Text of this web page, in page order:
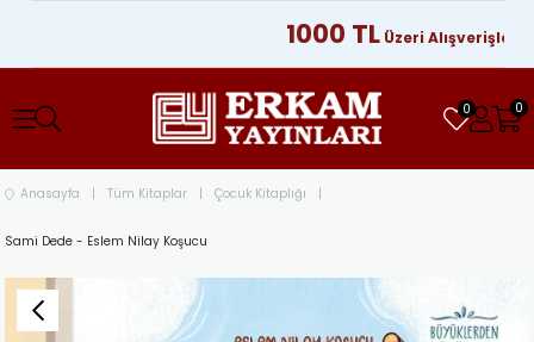
1000 TL Üzeri
0 0
Anasayfa Tüm Kitaplar Çocuk Kitaplığı
Sami Dede - Eslem Nilay Koşucu